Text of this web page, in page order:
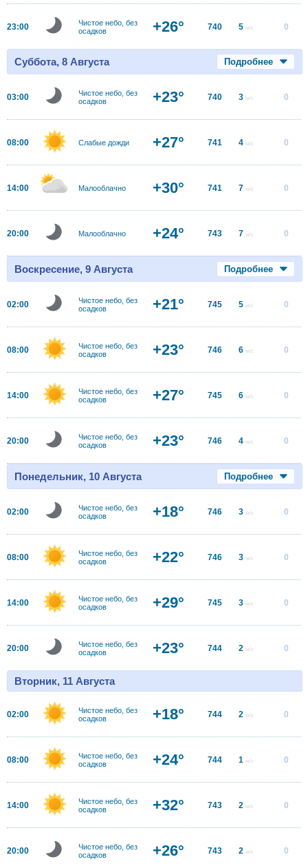
23:00
Чистое небо, без
осадков
+26° 740 5 м/с 0
Суббота, 8 Августа Подробнее
03:00
Чистое небо, без
осадков
+23° 740 3 м/с 0
08:00 Слабые дожди +27° 741 4 м/с 0
14:00 Малооблачно +30° 741 7 м/с 0
20:00 Малооблачно +24° 743 7 м/с 0
Воскресение, 9 Августа Подробнее
02:00
Чистое небо, без
осадков
+21° 745 5 м/с 0
08:00
Чистое небо, без
осадков
+23° 746 6 м/с 0
14:00
Чистое небо, без
осадков
+27° 745 6 м/с 0
20:00
Чистое небо, без
осадков
+23° 746 4 м/с 0
Понедельник, 10 Августа Подробнее
02:00
Чистое небо, без
осадков
+18° 746 3 м/с 0
08:00
Чистое небо, без
осадков
+22° 746 3 м/с 0
14:00
Чистое небо, без
осадков
+29° 745 3 м/с 0
20:00
Чистое небо, без
осадков
+23° 744 2 м/с 0
Вторник, 11 Августа
02:00
Чистое небо, без
осадков
+18° 744 2 м/с 0
08:00
Чистое небо, без
осадков
+24° 744 1 м/с 0
14:00
Чистое небо, без
осадков
+32° 743 2 м/с 0
20:00
Чистое небо, без
осадков
+26° 743 2 м/с 0